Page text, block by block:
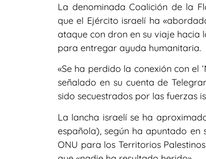
La denominada Coalición de la
que el Ejército israelí ha
ataque con dron en su viaje hacia
para entregar ayuda humanitaria.
«Se ha perdido la conexión con el
señalado en su cuenta de
sido secuestrados por las fuerzas
La lancha israelí se ha
española), según ha apuntado
ONU para los Territorios